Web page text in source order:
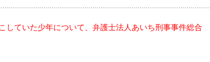
していた少年について、弁護士法人あいち刑事事件総合